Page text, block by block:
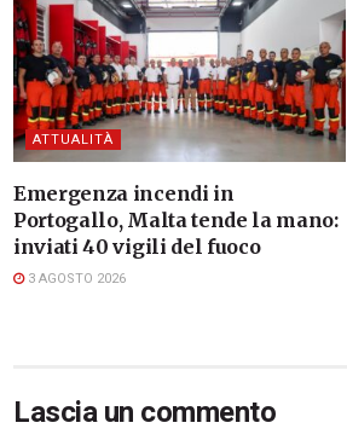
ATTUALITÀ
Emergenza incendi in
Portogallo, Malta tende la mano:
inviati 40 vigili del fuoco
3 AGOSTO 2026
Lascia un commento